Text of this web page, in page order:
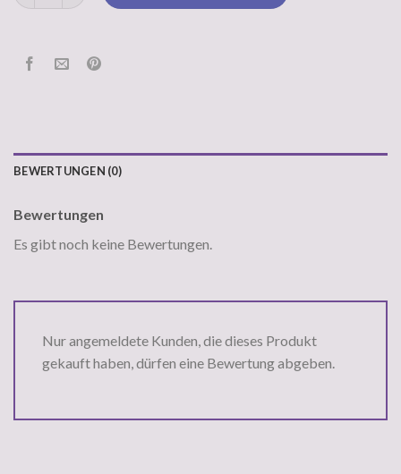
BEWERTUNGEN (0)
Bewertungen
Es gibt noch keine Bewertungen.
Nur angemeldete Kunden, die dieses Produkt
gekauft haben, dürfen eine Bewertung abgeben.